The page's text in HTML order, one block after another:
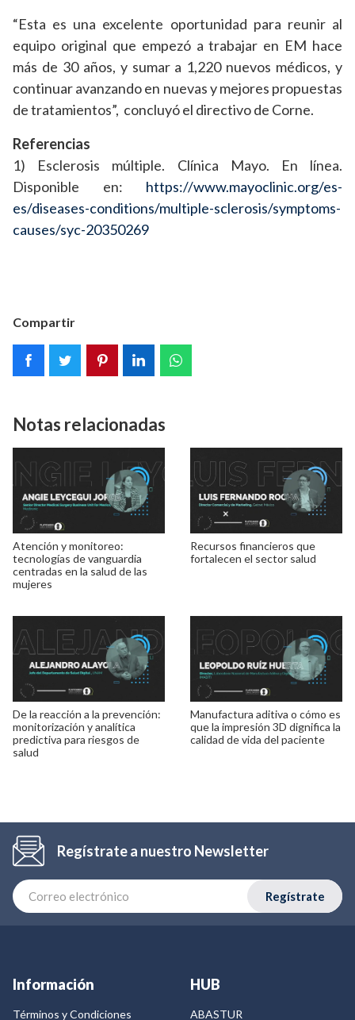
“Esta es una excelente oportunidad para reunir al
equipo original que empezó a trabajar en EM hace
más de 30 años, y sumar a 1,220 nuevos médicos, y
continuar avanzando en nuevas y mejores propuestas
de tratamientos”, concluyó el directivo de Corne.
Referencias
1) Esclerosis múltiple. Clínica Mayo. En línea.
Disponible en: https://www.mayoclinic.org/es-
es/diseases-conditions/multiple-sclerosis/symptoms-
causes/syc-20350269
Compartir
Notas relacionadas
Atención y monitoreo:
tecnologías de vanguardia
centradas en la salud de las
mujeres
Recursos financieros que
fortalecen el sector salud
De la reacción a la prevención:
monitorización y analítica
predictiva para riesgos de
salud
Manufactura aditiva o cómo es
que la impresión 3D dignifica la
calidad de vida del paciente
Regístrate a nuestro Newsletter
Regístrate
Información
Términos y Condiciones
HUB
ABASTUR